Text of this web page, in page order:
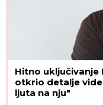
Hitno uključivanje
otkrio detalje
ljuta na nju"